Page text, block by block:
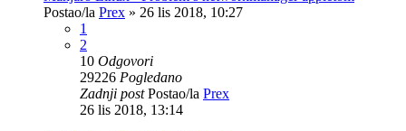
Postao/la Prex » 26 lis 2018, 10:27
1
2
10 Odgovori
29226 Pogledano
Zadnji postPostao/la Prex
26 lis 2018, 13:14